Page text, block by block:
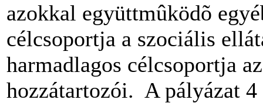
azokkal együttmûködõ
célcsoportja a szociális
harmadlagos célcsoportja
hozzátartozói. A pályázat